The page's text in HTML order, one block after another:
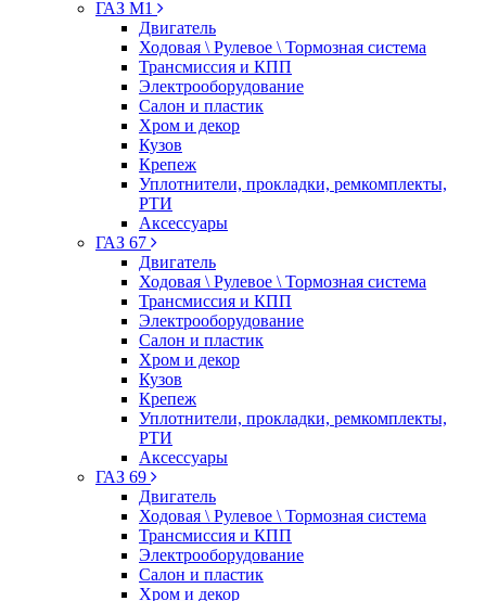
ГАЗ М1
Двигатель
Ходовая \ Рулевое \ Тормозная система
Трансмиссия и КПП
Электрооборудование
Салон и пластик
Хром и декор
Кузов
Крепеж
Уплотнители, прокладки, ремкомплекты,
РТИ
Аксессуары
ГАЗ 67
Двигатель
Ходовая \ Рулевое \ Тормозная система
Трансмиссия и КПП
Электрооборудование
Салон и пластик
Хром и декор
Кузов
Крепеж
Уплотнители, прокладки, ремкомплекты,
РТИ
Аксессуары
ГАЗ 69
Двигатель
Ходовая \ Рулевое \ Тормозная система
Трансмиссия и КПП
Электрооборудование
Салон и пластик
Хром и декор